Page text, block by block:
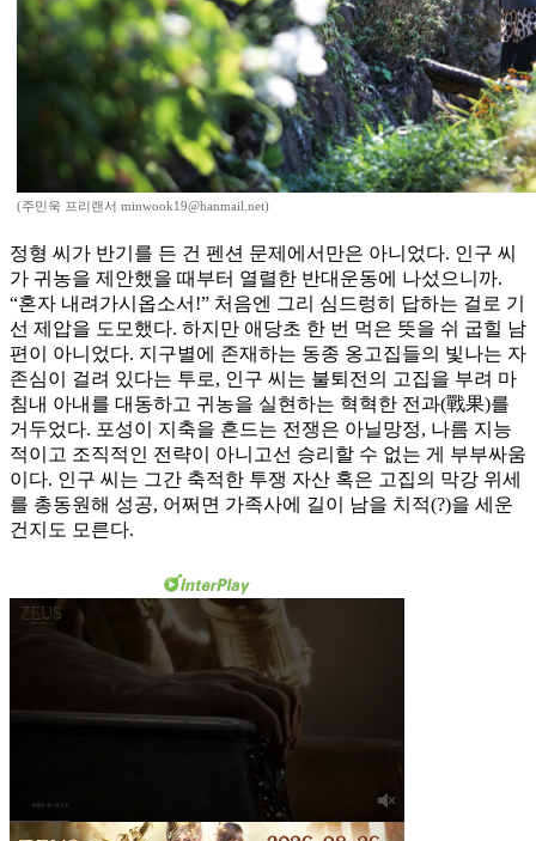
(주민욱 프리랜서 minwook19@hanmail.net)
정형 씨가 반기를 든 건 펜션 문제에서만은 아니었다. 인구 씨
가 귀농을 제안했을 때부터 열렬한 반대운동에 나섰으니까.
“혼자 내려가시옵소서!” 처음엔 그리 심드렁히 답하는 걸로 기
선 제압을 도모했다. 하지만 애당초 한 번 먹은 뜻을 쉬 굽힐 남
편이 아니었다. 지구별에 존재하는 동종 옹고집들의 빛나는 자
존심이 걸려 있다는 투로, 인구 씨는 불퇴전의 고집을 부려 마
침내 아내를 대동하고 귀농을 실현하는 혁혁한 전과(戰果)를
거두었다. 포성이 지축을 흔드는 전쟁은 아닐망정, 나름 지능
적이고 조직적인 전략이 아니고선 승리할 수 없는 게 부부싸움
이다. 인구 씨는 그간 축적한 투쟁 자산 혹은 고집의 막강 위세
를 총동원해 성공, 어쩌면 가족사에 길이 남을 치적(?)을 세운
건지도 모른다.